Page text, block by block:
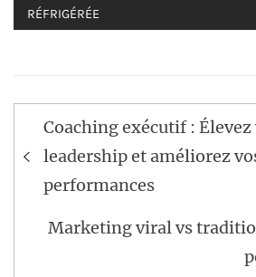
RÉFRIGÉRÉE
Navigation
de
l’article
Coaching exécutif : Élevez
leadership et améliorez
performances
Marketing viral vs